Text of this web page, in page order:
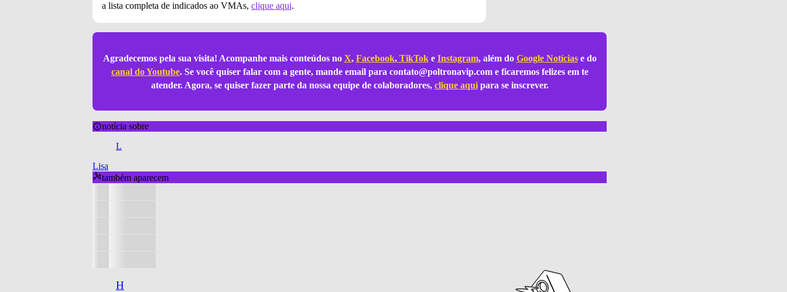
a lista completa de indicados ao VMAs, clique aqui.
Agradecemos pela sua visita! Acompanhe mais conteúdos no X, Facebook,TikToke Instagram, além do Google Notíciase do
canal do Youtube. Se você quiser falar com a gente, mande email para contato@poltronavip.come ficaremos felizes em te
atender. Agora, se quiser fazer parte da nossa equipe de colaboradores, clique aquipara se inscrever.
notícia sobre
L
Lisa
também aparecem
H